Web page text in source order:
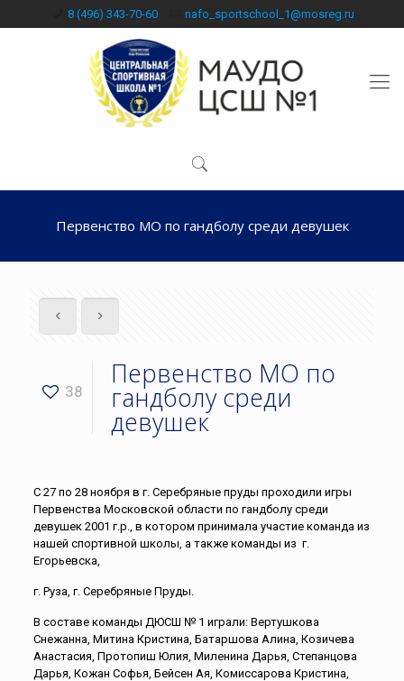
8 (496) 343-70-60 nafo_sportschool_1@mosreg.ru
Первенство МО по гандболу среди девушек
38
Первенство МО по
гандболу среди
девушек
С 27 по 28 ноября в г. Серебряные пруды проходили игры
Первенства Московской области по гандболу среди
девушек 2001 г.р., в котором принимала участие команда из
нашей спортивной школы, а также команды из г.
Егорьевска,
г. Руза, г. Серебряные Пруды.
В составе команды ДЮСШ № 1 играли: Вертушкова
Снежанна, Митина Кристина, Батаршова Алина, Козичева
Анастасия, Протопиш Юлия, Миленина Дарья, Степанцова
Дарья, Кожан Софья, Бейсен Ая, Комиссарова Кристина,